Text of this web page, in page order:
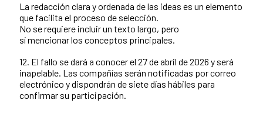
La redacción clara y ordenada de las ideas es un elemento
que facilita el proceso de selección.
No se requiere incluir un texto largo, pero
sí mencionar los conceptos principales.
12. El fallo se dará a conocer el 27 de abril de 2026 y será
inapelable. Las compañías serán notificadas por correo
electrónico y dispondrán de siete días hábiles para
confirmar su participación.